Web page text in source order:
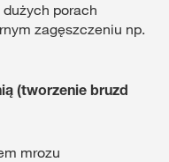
porach
zagęszczeniu np.
(tworzenie bruzd
mrozu